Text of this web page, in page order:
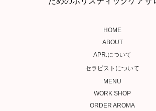
HOME
ABOUT
APR.について
セラピストについて
MENU
WORK SHOP
ORDER AROMA